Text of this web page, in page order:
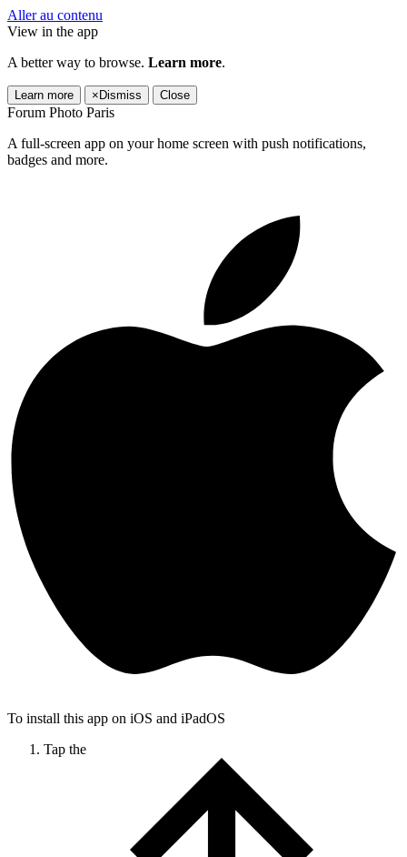
Aller au contenu
View in the app
A better way to browse. Learn more.
Learn more × Dismiss Close
Forum Photo Paris
A full-screen app on your home screen with push notifications,
badges and more.
To install this app on iOS and iPadOS
Tap the